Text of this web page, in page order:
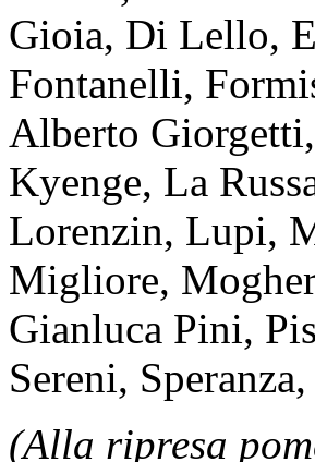
Gioia, Di Lello,
Fontanelli,
Alberto
Kyenge, La
Lorenzin, Lupi,
Migliore,
Gianluca Pini,
Sereni,
(Alla ripresa